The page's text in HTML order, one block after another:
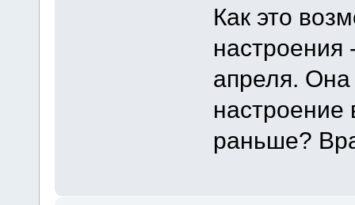
Как это
настроения
апреля. Она
настроение
раньше?